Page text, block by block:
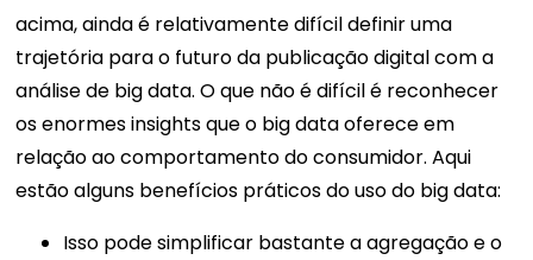
acima, ainda é relativamente difícil definir uma
trajetória para o futuro da publicação digital com a
análise de big data. O que não é difícil é reconhecer
os enormes insights que o big data oferece em
relação ao comportamento do consumidor. Aqui
estão alguns benefícios práticos do uso do big data:
Isso pode simplificar bastante a agregação e o